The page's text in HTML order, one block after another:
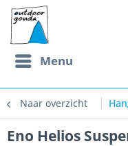
Menu
Naar overzicht
Eno Helios